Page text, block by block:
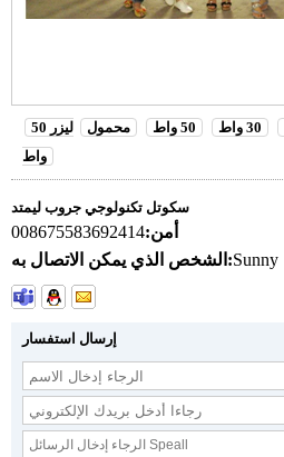
30 واط 50 واط محمول
ليزر 50
واط
سكوتل تكنولوجي جروب ليمتد
أمن:008675583692414
الشخص الذي يمكن الاتصال به:Sunny
إرسال استفسار